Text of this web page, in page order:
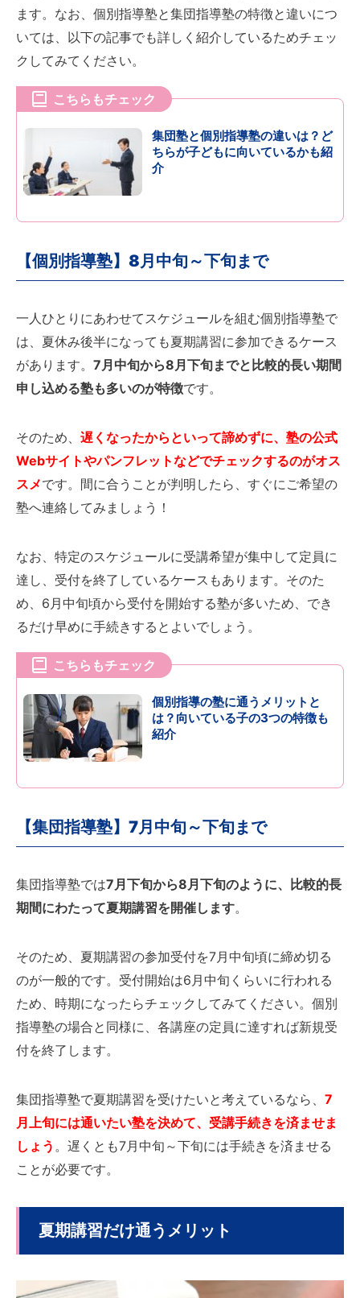
ます。なお、個別指導塾と集団指導塾の特徴と違いにつ
いては、以下の記事でも詳しく紹介しているためチェッ
クしてみてください。
こちらもチェック
集団塾と個別指導塾の違いは？ど
ちらが子どもに向いているかも紹
介
【個別指導塾】8月中旬～下旬まで
一人ひとりにあわせてスケジュールを組む個別指導塾で
は、夏休み後半になっても夏期講習に参加できるケース
があります。 7月中旬から8月下旬までと比較的長い期間
申し込める塾も多いのが特徴です。
そのため、 遅くなったからといって諦めずに、塾の公式
Webサイトやパンフレットなどでチェックするのがオス
スメです。間に合うことが判明したら、すぐにご希望の
塾へ連絡してみましょう！
なお、特定のスケジュールに受講希望が集中して定員に
達し、受付を終了しているケースもあります。そのた
め、6月中旬頃から受付を開始する塾が多いため、でき
るだけ早めに手続きするとよいでしょう。
こちらもチェック
個別指導の塾に通うメリットと
は？向いている子の3つの特徴も
紹介
【集団指導塾】7月中旬～下旬まで
集団指導塾では7月下旬から8月下旬のように、比較的長
期間にわたって夏期講習を開催します。
そのため、夏期講習の参加受付を7月中旬頃に締め切る
のが一般的です。受付開始は6月中旬くらいに行われる
ため、時期になったらチェックしてみてください。個別
指導塾の場合と同様に、各講座の定員に達すれば新規受
付を終了します。
集団指導塾で夏期講習を受けたいと考えているなら、 7
月上旬には通いたい塾を決めて、受講手続きを済ませま
しょう 。遅くとも7月中旬～下旬には手続きを済ませる
ことが必要です。
夏期講習だけ通うメリット